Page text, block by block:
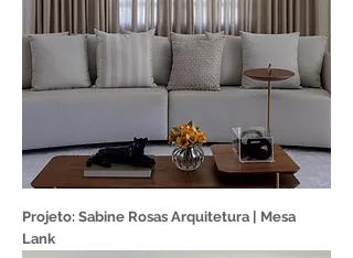
Projeto: Sabine Rosas Arquitetura | Mesa
Lank